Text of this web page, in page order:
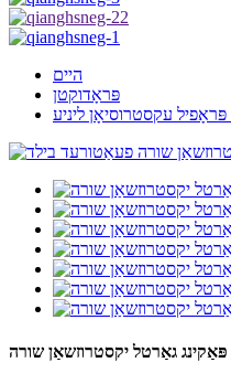
היים
פּראָדוקטן
עקסטרוסיאָן ליניע
גאַרטל יקסטרוזשאַן שורה